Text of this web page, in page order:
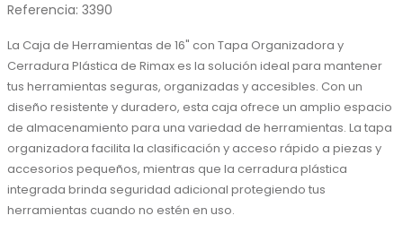
Referencia: 3390
La Caja de Herramientas de 16" con Tapa Organizadora y
Cerradura Plástica de Rimax es la solución ideal para mantener
tus herramientas seguras, organizadas y accesibles. Con un
diseño resistente y duradero, esta caja ofrece un amplio espacio
de almacenamiento para una variedad de herramientas. La tapa
organizadora facilita la clasificación y acceso rápido a piezas y
accesorios pequeños, mientras que la cerradura plástica
integrada brinda seguridad adicional protegiendo tus
herramientas cuando no estén en uso.